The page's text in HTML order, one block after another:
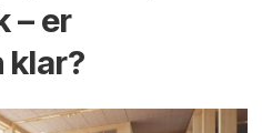
– er
klar?